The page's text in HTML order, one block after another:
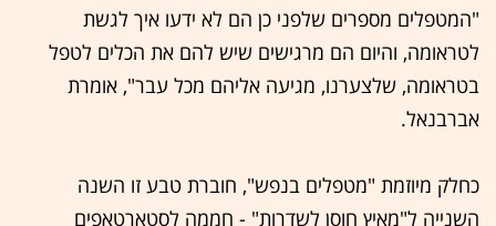
"המטפלים מספרים שלפני כן הם לא ידעו איך לגשת
לטראומה, והיום הם מרגישים שיש להם את הכלים לטפל
בטראומה, שלצערנו, מגיעה אליהם מכל עבר", אומרת
אברבנאל.
כחלק מיוזמת "מטפלים בנפש", חוברת טבע זו השנה
השנייה ל"מאיץ חוסן לשדרות" - חממה לסטארטאפים